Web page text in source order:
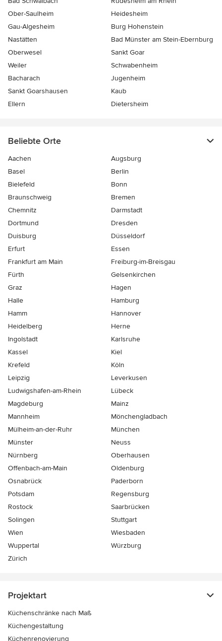
Ober-Saulheim
Heidesheim
Gau-Algesheim
Burg Hohenstein
Nastätten
Bad Münster am Stein-Ebernburg
Oberwesel
Sankt Goar
Weiler
Schwabenheim
Bacharach
Jugenheim
Sankt Goarshausen
Kaub
Ellern
Dietersheim
Beliebte Orte
Aachen
Augsburg
Basel
Berlin
Bielefeld
Bonn
Braunschweig
Bremen
Chemnitz
Darmstadt
Dortmund
Dresden
Duisburg
Düsseldorf
Erfurt
Essen
Frankfurt am Main
Freiburg-im-Breisgau
Fürth
Gelsenkirchen
Graz
Hagen
Halle
Hamburg
Hamm
Hannover
Heidelberg
Herne
Ingolstadt
Karlsruhe
Kassel
Kiel
Krefeld
Köln
Leipzig
Leverkusen
Ludwigshafen-am-Rhein
Lübeck
Magdeburg
Mainz
Mannheim
Mönchen­gladbach
Mülheim-an-der-Ruhr
München
Münster
Neuss
Nürnberg
Oberhausen
Offenbach-am-Main
Oldenburg
Osnabrück
Paderborn
Potsdam
Regensburg
Rostock
Saarbrücken
Solingen
Stuttgart
Wien
Wiesbaden
Wuppertal
Würzburg
Zürich
Projektart
Küchenschränke nach Maß
Küchengestaltung
Küchenrenovierung